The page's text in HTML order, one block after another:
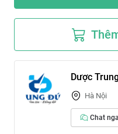
Dược
Hà Nội
Chat